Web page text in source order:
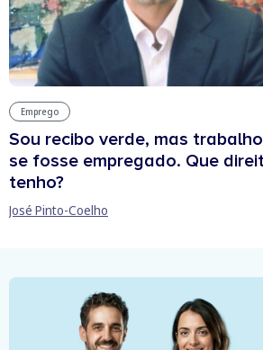
Emprego
Sou recibo verde, mas
se fosse empregado. Que
tenho?
José Pinto-Coelho